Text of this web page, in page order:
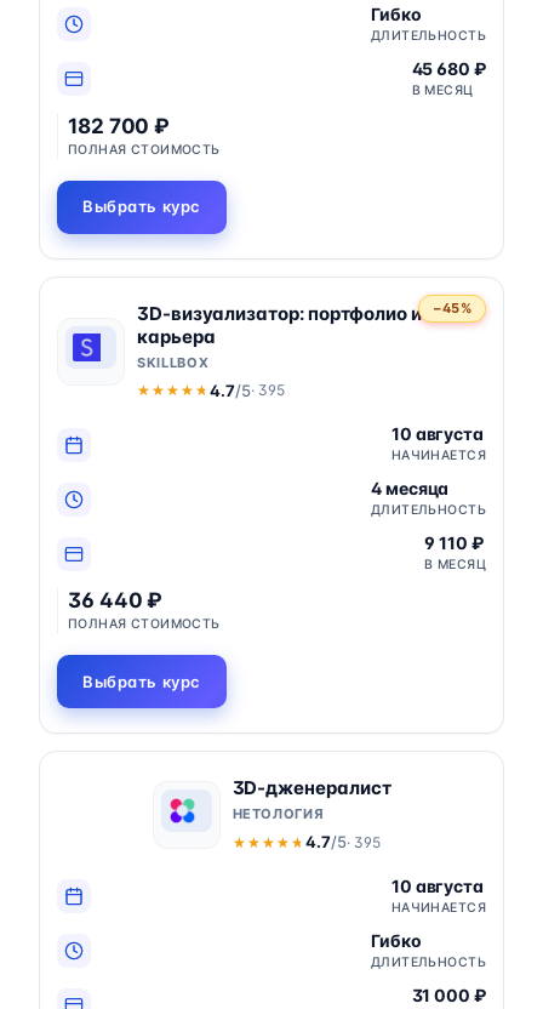
Гибко
ДЛИТЕЛЬНОСТЬ
45 680 ₽
В МЕСЯЦ
182 700 ₽
ПОЛНАЯ СТОИМОСТЬ
Выбрать курс
−45%
3D-визуализатор: портфолио и
карьера
SKILLBOX
★★★★★
★★★★★ 4.7/5· 395
10 августа
НАЧИНАЕТСЯ
4 месяца
ДЛИТЕЛЬНОСТЬ
9 110 ₽
В МЕСЯЦ
36 440 ₽
ПОЛНАЯ СТОИМОСТЬ
Выбрать курс
3D-дженералист
НЕТОЛОГИЯ
★★★★★
★★★★★ 4.7/5· 395
10 августа
НАЧИНАЕТСЯ
Гибко
ДЛИТЕЛЬНОСТЬ
31 000 ₽